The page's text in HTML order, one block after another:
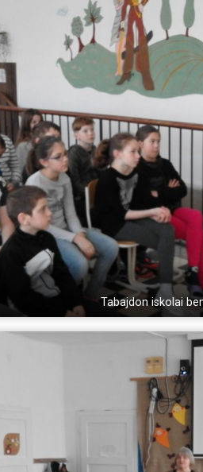
Tabajdon iskolai